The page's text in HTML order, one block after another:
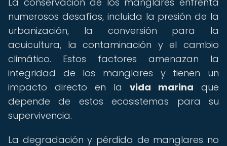
numerosos desafíos, incluida la presión de la
urbanización, la conversión para la
acuicultura, la contaminación y el cambio
climático. Estos factores amenazan la
integridad de los manglares y tienen un
impacto directo en la vida marina que
depende de estos ecosistemas para su
supervivencia.
La degradación y pérdida de manglares no